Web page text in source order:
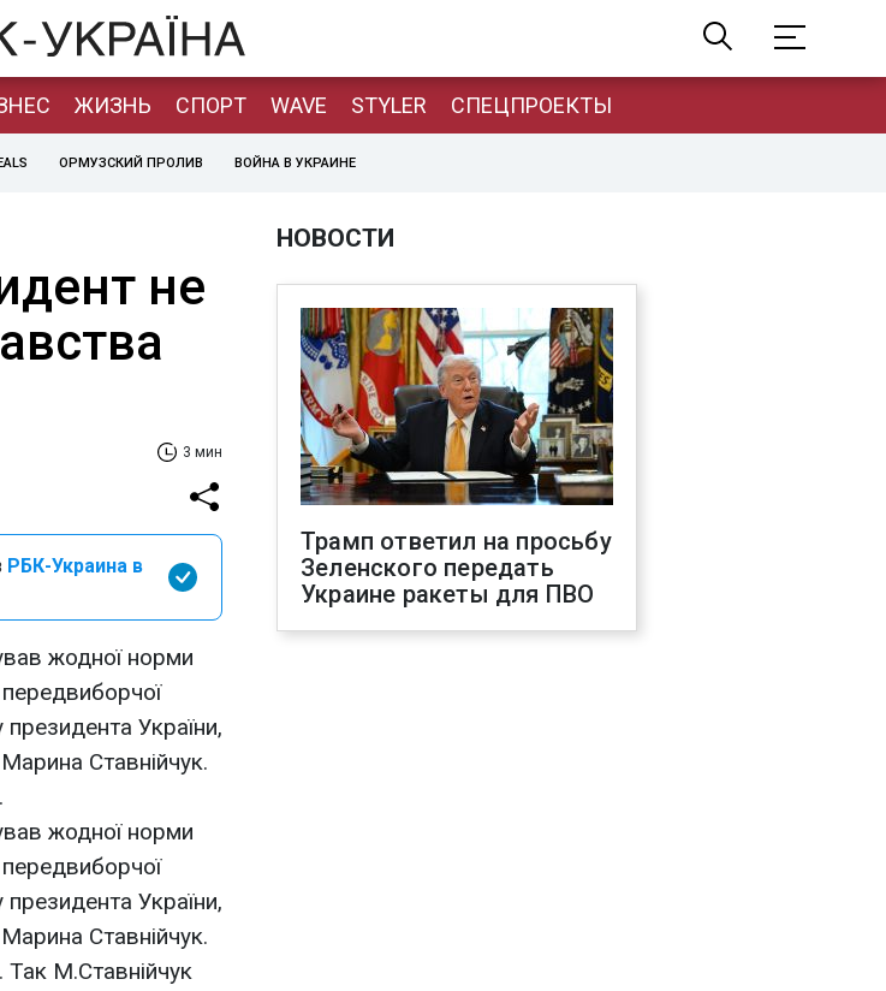
ЖИЗНЬ СПОРТ WAVE STYLER СПЕЦПРОЕКТЫ
ОРМУЗСКИЙ ПРОЛИВ ВОЙНА В УКРАИНЕ
не
3 мин
РБК-Украина в
жодної норми
президента України,
Ставнійчук.
жодної норми
президента України,
Ставнійчук.
М.Ставнійчук
НОВОСТИ
Трамп ответил на просьбу
Зеленского передать
Украине ракеты для ПВО